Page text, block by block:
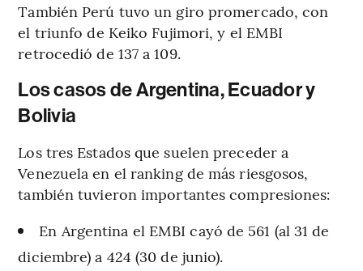
También Perú tuvo un giro promercado, con
el triunfo de Keiko Fujimori, y el EMBI
retrocedió de 137 a 109.
Los casos de Argentina, Ecuador y
Bolivia
Los tres Estados que suelen preceder a
Venezuela en el ranking de más riesgosos,
también tuvieron importantes compresiones:
En Argentina el EMBI cayó de 561 (al 31 de
diciembre) a 424 (30 de junio).